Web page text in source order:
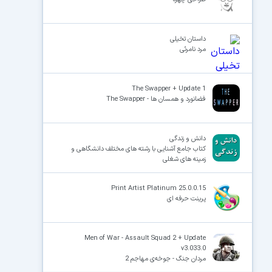
داستان تخیلی
مرد نامرئی
The Swapper + Update 1
فضانورد و همسان ها - The Swapper
دانش و زندگی
کتاب جامع آشنایی با رشته های مختلف دانشگاهی و
زمینه های شغلی
Print Artist Platinum 25.0.0.15
پرینت حرفه ای
Men of War - Assault Squad 2 + Update
v3.033.0
مردان جنگ - جوخه‌ی مهاجم 2